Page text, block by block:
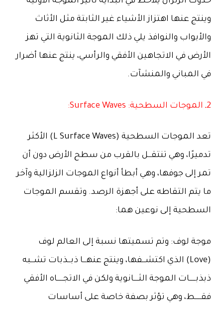
وينتج عنها اهتزاز الأشياء غير الثابتة مثل الأثاث
والأبواب والنوافذ يلي ذلك الموجة الثانوية التي تهز
الأرض في الاتجاهين الأفقي والرأسي، ينتج عنها أضرار
في المباني والمنشآت.
2ـ الموجات السطحية: Surface Waves:
تعد الموجات السطحية (L Surface Waves) الأكثر
تدميرًا، وهي تنتقــل بالقرب من سطح الأرض دون أن
تمر إلى جوفها، وهي أبطأ أنواع الموجات الزلزالية وآخر
ما يتم التقاطه على أجهزة الرصد. وتقسم الموجات
السطحية إلى نوعين هما:
موجة لوف: وتم تسميتها نسبة إلى العالم لوف
(Love) الذي اكتشــفها، وينتج عنهــا ذبــذبات تشــبه
ذبذبــــات الموجة الثـــانوية ولكن في الاتجــــاه الأفقي
فقــــط، وهي تؤثر بصفة خاصة على أساسات